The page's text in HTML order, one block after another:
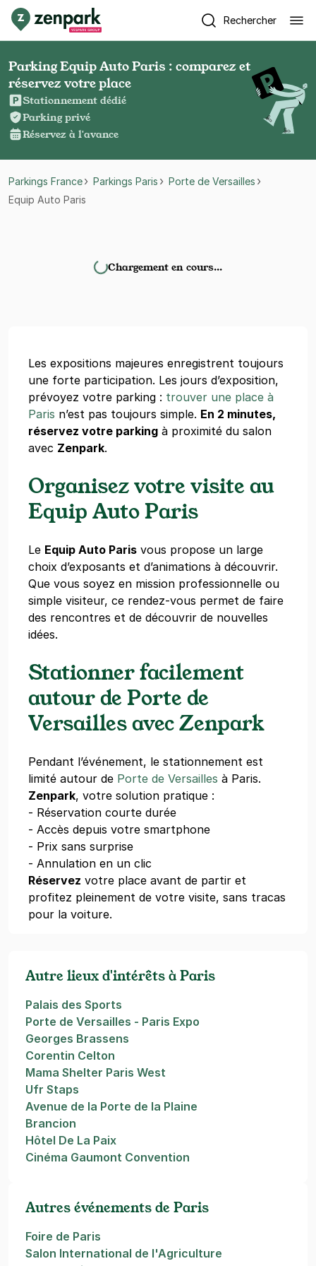
Rechercher
Parking Equip Auto Paris : comparez et
réservez votre place
Stationnement dédié
Parking privé
Réservez à l'avance
Parkings France Parkings Paris
Porte de Versailles
Equip Auto Paris
Chargement en cours…
Les expositions majeures enregistrent toujours
une forte participation. Les jours d’exposition,
prévoyez votre parking : trouver une place à
Paris n’est pas toujours simple. En 2 minutes,
réservez votre parking à proximité du salon
avec Zenpark.
Organisez votre visite au
Equip Auto Paris
Le Equip Auto Paris vous propose un large
choix d’exposants et d’animations à découvrir.
Que vous soyez en mission professionnelle ou
simple visiteur, ce rendez-vous permet de faire
des rencontres et de découvrir de nouvelles
idées.
Stationner facilement
autour de Porte de
Versailles avec Zenpark
Pendant l’événement, le stationnement est
limité autour de Porte de Versailles à Paris.
Zenpark, votre solution pratique :
- Réservation courte durée
- Accès depuis votre smartphone
- Prix sans surprise
- Annulation en un clic
Réservez votre place avant de partir et
profitez pleinement de votre visite, sans tracas
pour la voiture.
Autre lieux d'intérêts à Paris
Palais des Sports
Porte de Versailles - Paris Expo
Georges Brassens
Corentin Celton
Mama Shelter Paris West
Ufr Staps
Avenue de la Porte de la Plaine
Brancion
Hôtel De La Paix
Cinéma Gaumont Convention
Autres événements de Paris
Foire de Paris
Salon International de l'Agriculture